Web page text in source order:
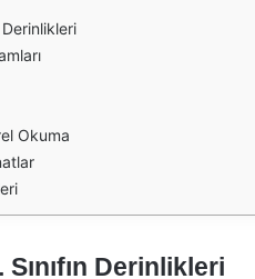
Derinlikleri
Okuma
Derinlikleri